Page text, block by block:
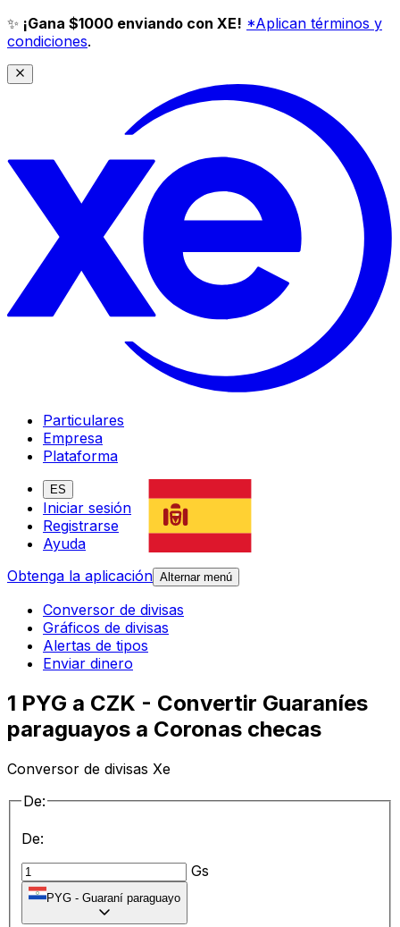
✨ ¡Gana $1000 enviando con XE! *Aplican términos y
condiciones.
Particulares
Empresa
Plataforma
ES
Iniciar sesión
Registrarse
Ayuda
Obtenga la aplicación Alternar menú
Conversor de divisas
Gráficos de divisas
Alertas de tipos
Enviar dinero
1 PYG a CZK - Convertir Guaraníes
paraguayos a Coronas checas
Conversor de divisas Xe
De:
De:
Gs
PYG - Guaraní paraguayo